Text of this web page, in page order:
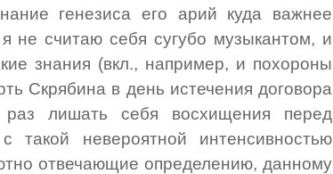
генезиса его арий куда важнее
не считаю себя сугубо музыкантом, и
знания (вкл., например, и похороны
Скрябина в день истечения договора
лишать себя восхищения перед
такой невероятной интенсивностью
отвечающие определению, данному